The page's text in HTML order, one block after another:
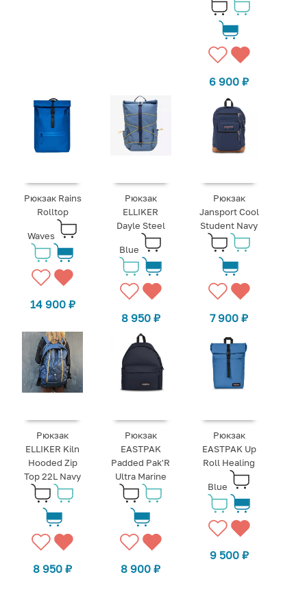
6 900₽
Рюкзак Rains
Rolltop
Waves
14 900 ₽
Рюкзак
ELLIKER
Dayle Steel
Blue
8 950 ₽
Рюкзак
Jansport Cool
Student Navy
7 900₽
Рюкзак
ELLIKER Kiln
Hooded Zip
Top 22L Navy
8 950₽
Рюкзак
EASTPAK
Padded Pak'R
Ultra Marine
8 900₽
Рюкзак
EASTPAK Up
Roll Healing
Blue
9 500 ₽